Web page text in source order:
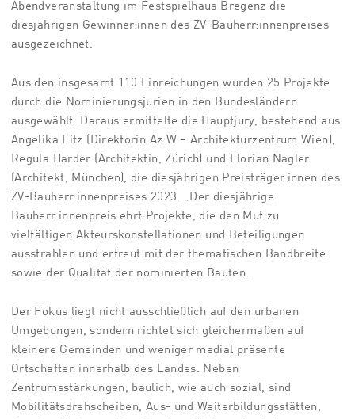
Abendveranstaltung im Festspielhaus Bregenz die
diesjährigen Gewinner:innen des ZV-Bauherr:innenpreises
ausgezeichnet.
Aus den insgesamt 110 Einreichungen wurden 25 Projekte
durch die Nominierungsjurien in den Bundesländern
ausgewählt. Daraus ermittelte die Hauptjury, bestehend aus
Angelika Fitz (Direktorin Az W – Architekturzentrum Wien),
Regula Harder (Architektin, Zürich) und Florian Nagler
(Architekt, München), die diesjährigen Preisträger:innen des
ZV-Bauherr:innenpreises 2023. „Der diesjährige
Bauherr:innenpreis ehrt Projekte, die den Mut zu
vielfältigen Akteurskonstellationen und Beteiligungen
ausstrahlen und erfreut mit der thematischen Bandbreite
sowie der Qualität der nominierten Bauten.
Der Fokus liegt nicht ausschließlich auf den urbanen
Umgebungen, sondern richtet sich gleichermaßen auf
kleinere Gemeinden und weniger medial präsente
Ortschaften innerhalb des Landes. Neben
Zentrumsstärkungen, baulich, wie auch sozial, sind
Mobilitätsdrehscheiben, Aus- und Weiterbildungsstätten,